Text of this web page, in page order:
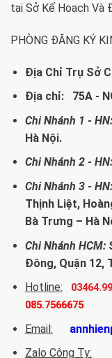
tại Sở Kế Hoạch Và
PHÒNG ĐĂNG KÝ
Địa Chỉ Trụ Sở
Địa chỉ: 75A -
Chi Nhánh 1 - HN:
Hà Nội.
Chi Nhánh 2 - HN:
Chi Nhánh 3 - HN:
Thịnh Liệt,
Bà Trưng – Hà
Chi Nhánh HCM:
Đông, Quận 12,
Hotline:
085.7566675
Email:
Zalo Công Ty: